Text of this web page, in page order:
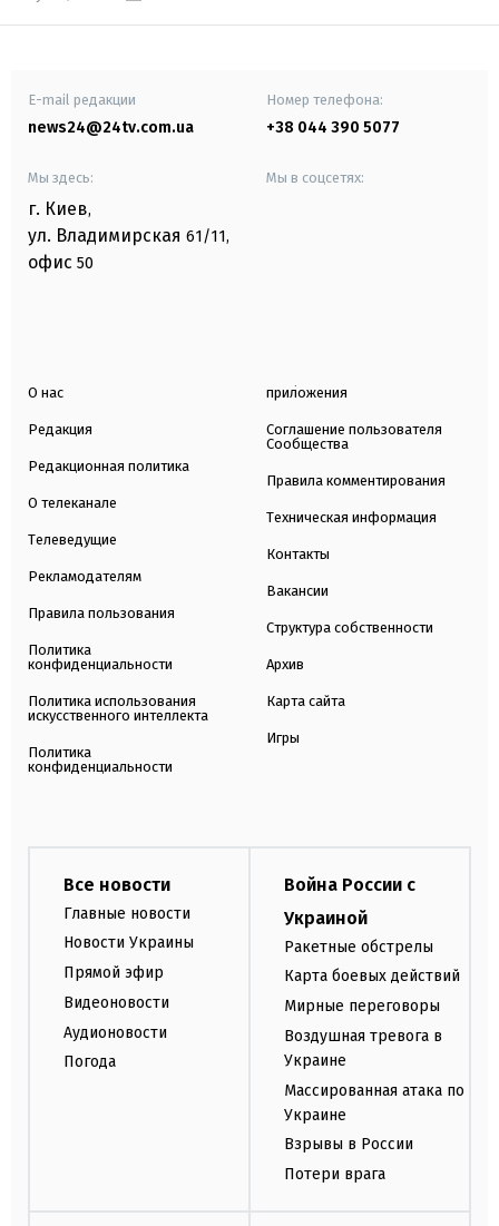
E-mail редакции
news24@24tv.com.ua
Номер телефона:
+38 044 390 5077
Мы здесь:
г. Киев,
ул. Владимирская 61/11,
офис 50
Мы в соцсетях:
О нас
Редакция
Редакционная политика
О телеканале
Телеведущие
Рекламодателям
Правила пользования
Политика
конфиденциальности
Политика использования
искусственного интеллекта
Политика
конфиденциальности
приложения
Соглашение пользователя
Сообщества
Правила комментирования
Техническая информация
Контакты
Вакансии
Структура собственности
Архив
Карта сайта
Игры
Все новости
Главные новости
Новости Украины
Прямой эфир
Видеоновости
Аудионовости
Погода
Война России с
Украиной
Ракетные обстрелы
Карта боевых действий
Мирные переговоры
Воздушная тревога в
Украине
Массированная атака по
Украине
Взрывы в России
Потери врага